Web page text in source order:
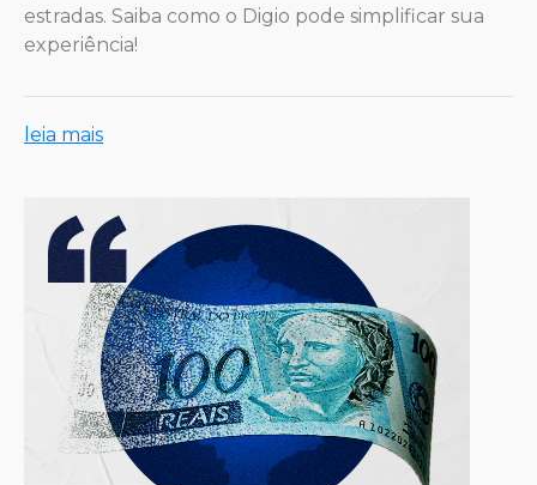
estradas. Saiba como o Digio pode simplificar sua
experiência!
leia mais